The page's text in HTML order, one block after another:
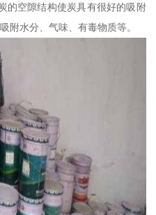
的空隙结构使炭具有很好的吸附
附水分、气味、有毒物质等。